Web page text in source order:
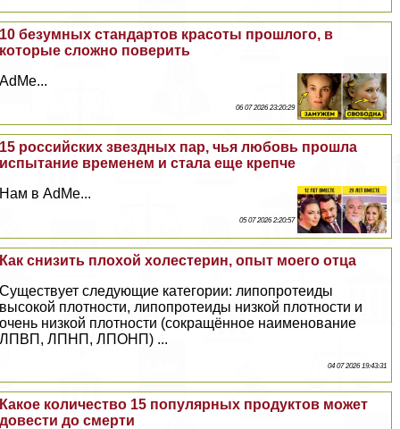
10 безумных стандартов красоты прошлого, в
которые сложно поверить
AdMe...
06 07 2026 23:20:29
15 российских звездных пар, чья любовь прошла
испытание временем и стала еще крепче
Нам в AdMe...
05 07 2026 2:20:57
Как снизить плохой холестерин, опыт моего отца
Существует следующие категории: липопротеиды
высокой плотности, липопротеиды низкой плотности и
очень низкой плотности (сокращённое наименование
ЛПВП, ЛПНП, ЛПОНП) ...
04 07 2026 19:43:31
Какое количество 15 популярных продуктов может
довести до cмepти